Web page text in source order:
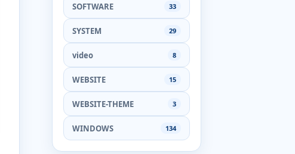
SOFTWARE 33
SYSTEM 29
video 8
WEBSITE 15
WEBSITE-THEME 3
WINDOWS 134